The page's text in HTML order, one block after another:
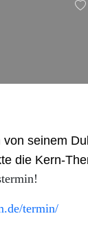
seinem
die Kern-
termin/